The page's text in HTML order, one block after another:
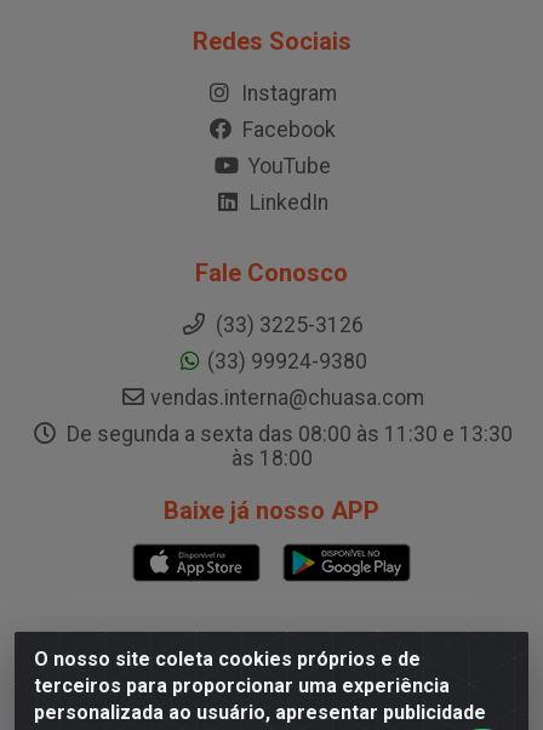
O nosso site coleta cookies próprios e de
terceiros para proporcionar uma experiência
personalizada ao usuário, apresentar publicidade
Redes Sociais
Instagram
Facebook
YouTube
LinkedIn
Fale Conosco
(33) 3225-3126
(33) 99924-9380
vendas.interna@chuasa.com
De segunda a sexta das 08:00 às 11:30 e 13:30
às 18:00
Baixe já nosso APP
CD Governador Valadares
Rua A, 200, Galpão B - Capim, Governador
Valadares/MG - CEP 35.024-400